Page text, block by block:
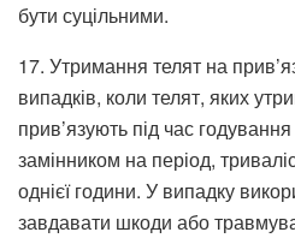
бути суцільними.
17. Утримання телят на
випадків, коли телят, яких
прив’язують під час
замінником на період,
однієї години. У випадку
завдавати шкоди або